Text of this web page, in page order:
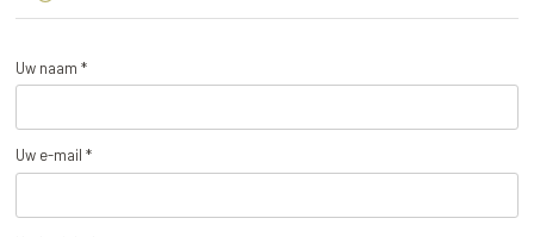
Uw naam *
Uw e-mail *